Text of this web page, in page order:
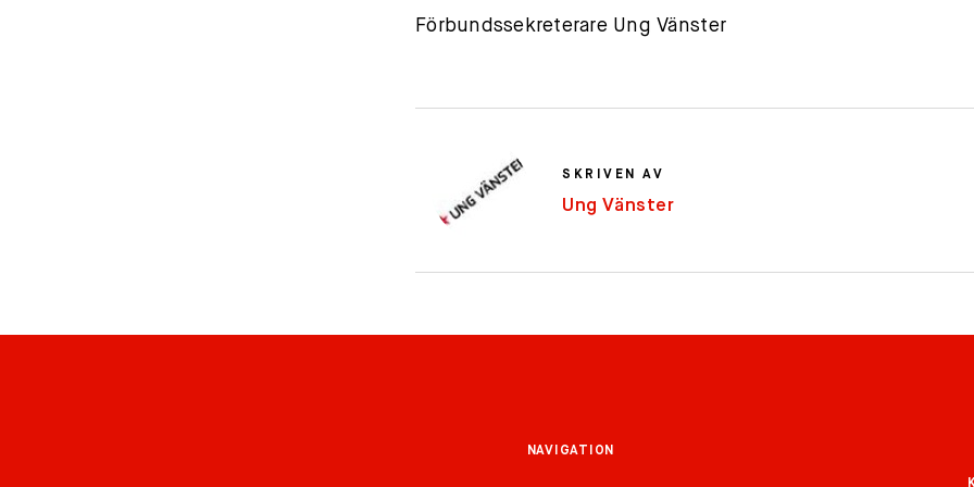
Förbundssekreterare Ung Vänster
SKRIVEN AV
Ung Vänster
NAVIGATION